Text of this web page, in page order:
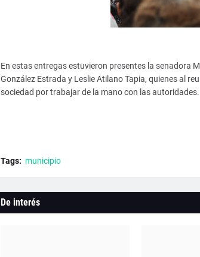
En estas entregas estuvieron presentes la senadora
González Estrada y Leslie Atilano Tapia, quienes al
sociedad por trabajar de la mano con las autoridades.
Tags: municipio
De interés